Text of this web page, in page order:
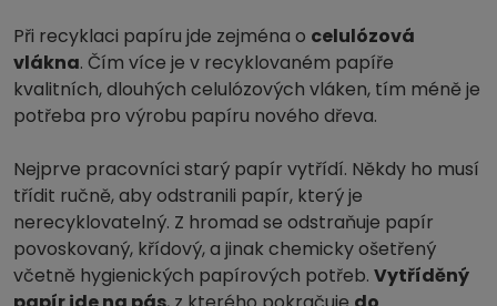
Při recyklaci papíru jde zejména o celulózová
vlákna. Čím více je v recyklovaném papíře
kvalitních, dlouhých celulózových vláken, tím méně je
potřeba pro výrobu papíru nového dřeva.
Nejprve pracovníci starý papír vytřídí. Někdy ho musí
třídit ručně, aby odstranili papír, který je
nerecyklovatelný. Z hromad se odstraňuje papír
povoskovaný, křídový, a jinak chemicky ošetřený
včetně hygienických papírových potřeb. Vytříděný